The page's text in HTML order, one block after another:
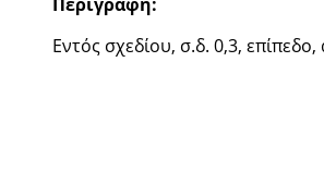
Εντός σχεδίου, σ.δ. 0,3,